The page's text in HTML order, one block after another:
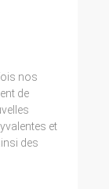
nos
de
et
des